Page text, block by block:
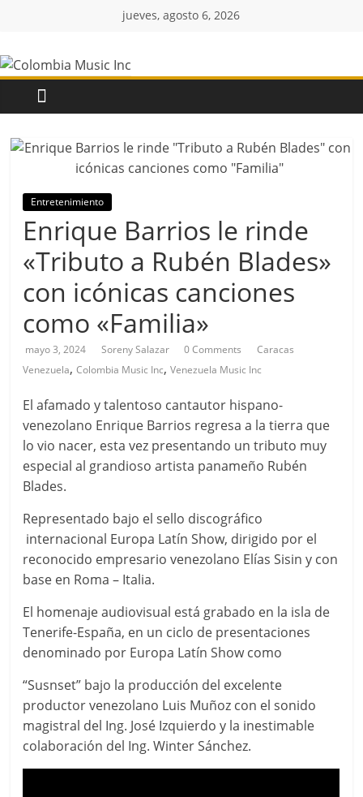
jueves, agosto 6, 2026
Colombia
Music
Inc
Music
Inc
Entretenimiento
Enrique Barrios le rinde
«Tributo a Rubén Blades»
con icónicas canciones
como «Familia»
mayo 3, 2024 Soreny Salazar 0 Comments
Caracas
Venezuela,Colombia Music Inc,Venezuela Music Inc
El afamado y talentoso cantautor hispano-
venezolano Enrique Barrios regresa a la tierra que
lo vio nacer, esta vez presentando un tributo muy
especial al grandioso artista panameño Rubén
Blades.
Representado bajo el sello discográfico
internacional Europa Latín Show, dirigido por el
reconocido empresario venezolano Elías Sisin y con
base en Roma – Italia.
El homenaje audiovisual está grabado en la isla de
Tenerife-España, en un ciclo de presentaciones
denominado por Europa Latín Show como
“Susnset” bajo la producción del excelente
productor venezolano Luis Muñoz con el sonido
magistral del Ing. José Izquierdo y la inestimable
colaboración del Ing. Winter Sánchez.